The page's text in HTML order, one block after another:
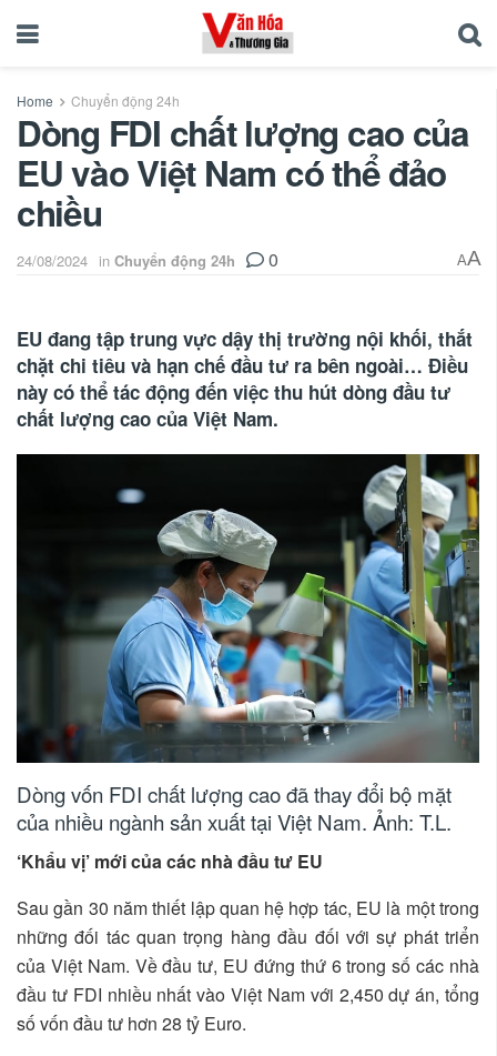
Home Chuyển động 24h
Dòng FDI chất lượng cao của
EU vào Việt Nam có thể đảo
chiều
24/08/2024 in Chuyển động 24h 0 AA
EU đang tập trung vực dậy thị trường nội khối, thắt
chặt chi tiêu và hạn chế đầu tư ra bên ngoài… Điều
này có thể tác động đến việc thu hút dòng đầu tư
chất lượng cao của Việt Nam.
Dòng vốn FDI chất lượng cao đã thay đổi bộ mặt
của nhiều ngành sản xuất tại Việt Nam. Ảnh: T.L.
‘Khẩu vị’ mới của các nhà đầu tư EU
Sau gần 30 năm thiết lập quan hệ hợp tác, EU là một trong
những đối tác quan trọng hàng đầu đối với sự phát triển
của Việt Nam. Về đầu tư, EU đứng thứ 6 trong số các nhà
đầu tư FDI nhiều nhất vào Việt Nam với 2,450 dự án, tổng
số vốn đầu tư hơn 28 tỷ Euro.